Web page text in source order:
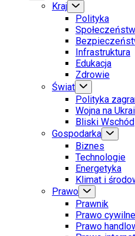
Kraj
Polityka
Infrastruktura
Edukacja
Zdrowie
Świat
Polityka
Wojna na
Bliski Wschód
Gospodarka
Biznes
Technologie
Energetyka
Klimat i
Prawo
Prawnik
Prawo cywilne
Prawo